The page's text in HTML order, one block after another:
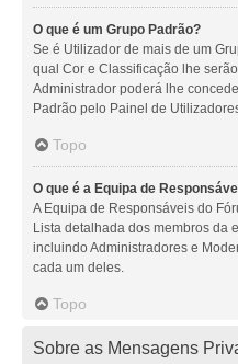
O que é um Grupo Padrão?
Se é Utilizador de mais de um
qual Cor e Classificação lhe
Administrador poderá lhe
Padrão pelo Painel de
Topo
O que é a Equipa de
A Equipa de Responsáveis do
Lista detalhada dos membros da
incluindo Administradores e
cada um deles.
Topo
Sobre as Mensagens